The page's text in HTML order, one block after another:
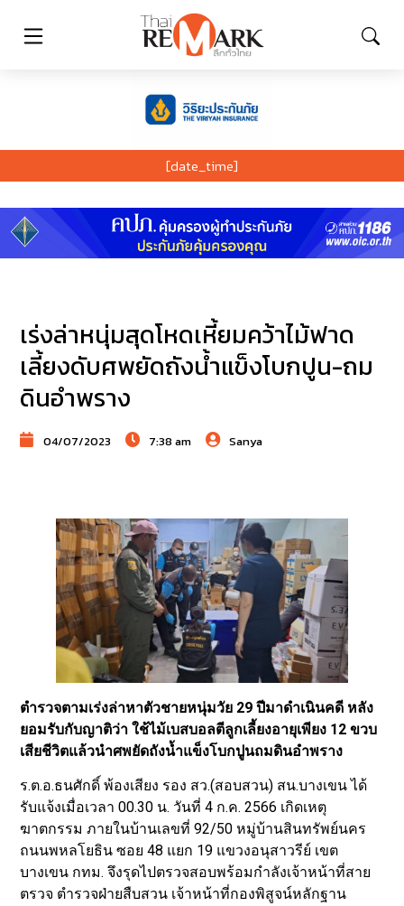
[date_time]
เร่งล่าหนุ่มสุดโหดเหี้ยมคว้าไม้ฟาด
เลี้ยงดับศพยัดถังน้ำแข็งโบกปูน-ถม
ดินอำพราง
04/07/2023 7:38 am Sanya
ตำรวจตามเร่งล่าหาตัวชายหนุ่มวัย 29 ปีมาดำเนินคดี หลัง
ยอมรับกับญาติว่า ใช้ไม้เบสบอลตีลูกเลี้ยงอายุเพียง 12 ขวบ
เสียชีวิตแล้วนำศพยัดถังน้ำแข็งโบกปูนถมดินอำพราง
ร.ต.อ.ธนศักดิ์ พ้องเสียง รอง สว.(สอบสวน) สน.บางเขน ได้
รับแจ้งเมื่อเวลา 00.30 น. วันที่ 4 ก.ค. 2566 เกิดเหตุ
ฆาตกรรม ภายในบ้านเลขที่ 92/50 หมู่บ้านสินทรัพย์นคร
ถนนพหลโยธิน ซอย 48 แยก 19 แขวงอนุสาวรีย์ เขต
บางเขน กทม. จึงรุดไปตรวจสอบพร้อมกำลังเจ้าหน้าที่สาย
ตรวจ ตำรวจฝ่ายสืบสวน เจ้าหน้าที่กองพิสูจน์หลักฐาน